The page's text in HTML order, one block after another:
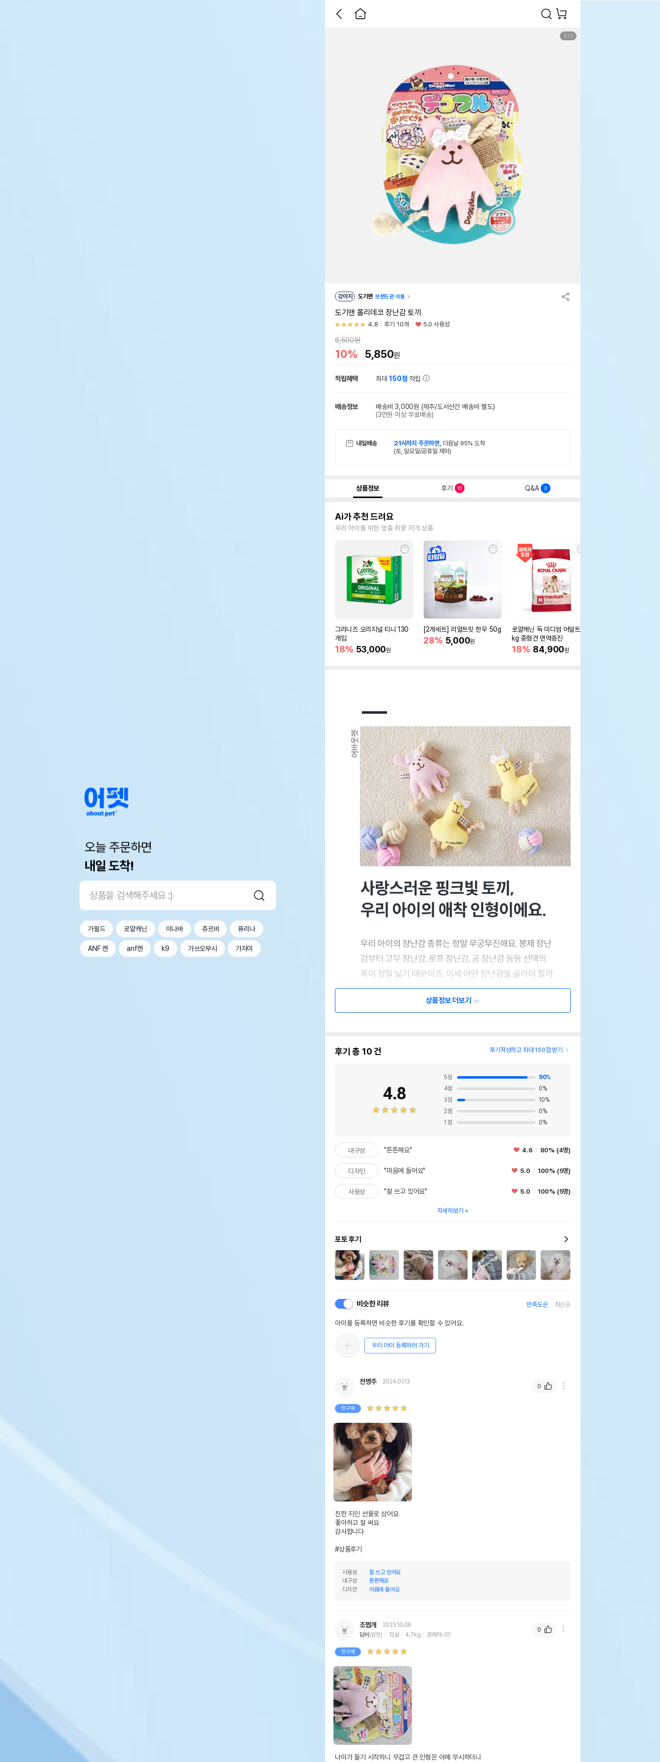
오늘 주문하면
내일 도착!
가필드 로얄캐닌 이나바 츄르비 퓨리나
ANF 캔 anf캔 k9 가쓰오부시 가자미
1 / 1
강아지 도기맨 브랜드관 이동
도기맨 폴리데코 장난감 토끼
4.8 후기 10개 5.0 사용성
6,500원
10% 5,850원
적립혜택 최대150점 적립
배송정보 배송비 3,000원 (제주/도서산간 배송비 별도)
(3만원 이상 무료배송)
내일배송 21시까지 주문하면, 다음날 95% 도착
(토, 일요일/공휴일 제외)
상품정보 후기 10 Q&A 0
Ai가 추천 드려요
우리 아이를 위한 맞춤 취향 저격 상품
그리니즈 오리지널 티니 130
개입
18% 53,000원
[2개세트] 리얼트릿 한우 50g
28% 5,000원
로얄캐닌 독 미디엄 어덜트 10
kg 중형견 면역증진
18% 84,900원
상품정보 더보기
후기 총 10건 후기작성하고 최대 150점 받기
4.8
5점 90%
4점 0%
3점 10%
2점 0%
1 점 0%
내구성 "튼튼해요" 4.6 80% (4명)
디자인 "마음에 들어요" 5.0 100% (5명)
사용성 "잘 쓰고 있어요" 5.0 100% (5명)
자세히보기
포토 후기
비슷한 리뷰 만족도순 최신순
아이를 등록하면 비슷한 후기를 확인할 수 있어요.
우리 아이 등록하러 가기
전병주 2024.01.13
첫구매
친한 지인 선물로 샀어요
좋아하고 잘 써요
감사합니다
#상품후기
사용성
잘 쓰고 있어요
내구성
튼튼해요
디자인
마음에 들어요
0
조쩝개
2023.10.06
담비(암컷) 12살 4.7kg 포메라니안
첫구매
나이가 들기 시작하니 무겁고 큰 인형은 아예 무시하더니
0